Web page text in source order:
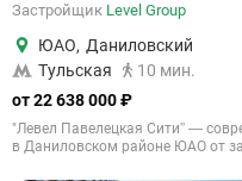
Застройщик Level Group
ЮАО, Даниловский
Тульская
10 мин.
от 22 638 000 ₽
"Левел Павелецкая Сити” —
в Даниловском районе ЮАО от